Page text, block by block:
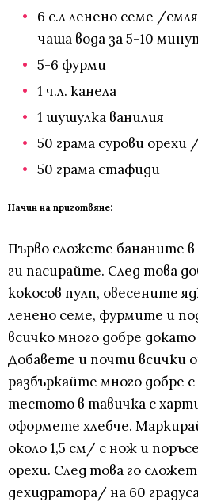
6 с.л ленено семе /
чаша вода за 5-10
5-6 фурми
1 ч.л. канела
1 шушулка ванилия
50 грама сурови
50 грама стафиди
Начин на приготвяне:
Първо сложете бананите
ги пасирайте. След това
кокосов пулп, овесените
ленено семе, фурмите и
всичко много добре
Добавете и почти всички
разбъркайте много добре
тестото в тавичка с
оформете хлебче.
около 1,5 см/ с нож и
орехи. След това го
дехидратора/ на 60